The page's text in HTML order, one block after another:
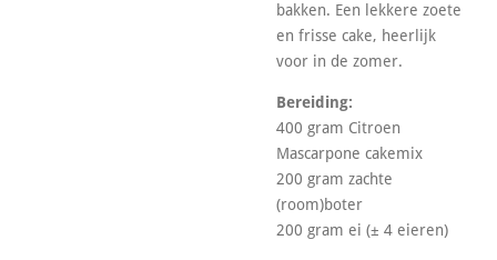
bakken. Een lekkere zoete
en frisse cake, heerlijk
voor in de zomer.
Bereiding:
400 gram Citroen
Mascarpone cakemix
200 gram zachte
(room)boter
200 gram ei (± 4 eieren)